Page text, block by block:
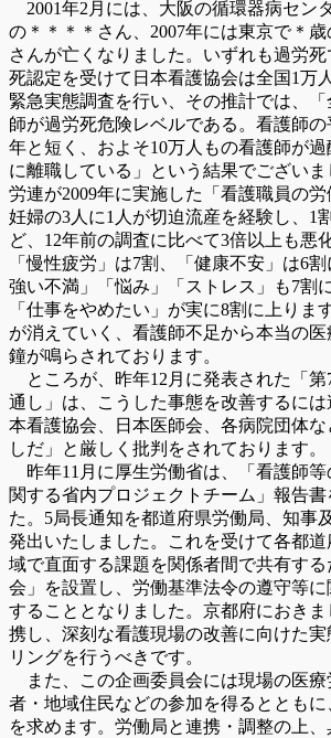
2001年2月には、大阪の循環器病セン
の＊＊＊＊さん、2007年には東京で＊歳
さんが亡くなりました。いずれも過労
死認定を受けて日本看護協会は全国1万
緊急実態調査を行い、その推計では、
師が過労死危険レベルである。看護師
年と短く、およそ10万人もの看護師が
に離職している」という結果でござい
労連が2009年に実施した「看護職員の労
妊婦の3人に1人が切迫流産を経験し、1
ど、12年前の調査に比べて3倍以上も悪
「慢性疲労」は7割、「健康不安」は6
強い不満」「悩み」「ストレス」も7割
「仕事をやめたい」が実に8割に上りま
が消えていく、看護師不足から本当の
鐘が鳴らされております。
ところが、昨年12月に発表された「第
通し」は、こうした事態を改善するには
本看護協会、日本医師会、各病院団体
しだ」と厳しく批判をされております。
昨年11月に厚生労働省は、「看護師等
関する省内プロジェクトチーム」報告
た。5局長通知を都道府県労働局、知事
発出いたしました。これを受けて各都
域で直面する課題を関係者間で共有す
会」を設置し、労働基準法令の遵守等
することとなりました。京都府におき
携し、深刻な看護現場の改善に向けた
リングを行うべきです。
また、この企画委員会には現場の医療
者・地域住民などの参加を得るととも
を求めます。労働局と連携・調整の上